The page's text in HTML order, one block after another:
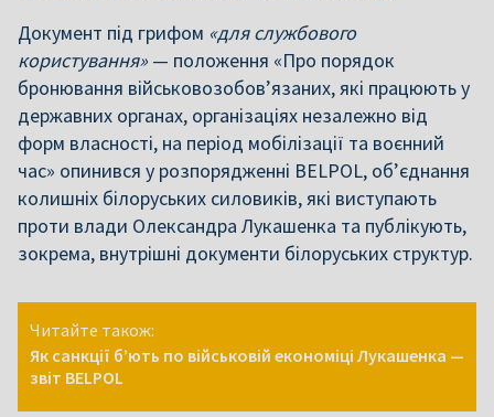
Документ під грифом «для службового
користування» — положення «Про порядок
бронювання військовозобов’язаних, які працюють у
державних органах, організаціях незалежно від
форм власності, на період мобілізації та воєнний
час» опинився у розпорядженні BELPOL, об’єднання
колишніх білоруських силовиків, які виступають
проти влади Олександра Лукашенка та публікують,
зокрема, внутрішні документи білоруських структур.
Читайте також:
Як санкції б’ють по військовій економіці Лукашенка —
звіт BELPOL